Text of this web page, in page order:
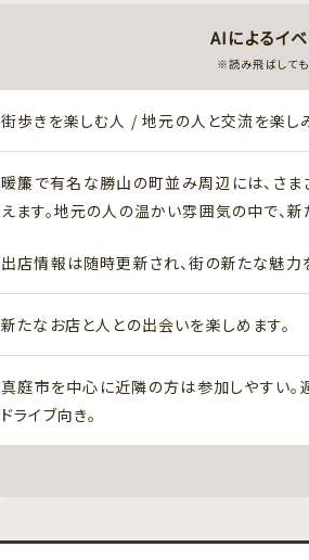
AIによるイ
※読み飛ばして
街歩きを楽しむ人 / 地元の人と交流を楽
暖簾で有名な勝山の町並み周辺には、さ
えます。地元の人の温かい雰囲気の中で、
出店情報は随時更新され、街の新たな魅力
新たなお店と人との出会いを楽しめます。
真庭市を中心に近隣の方は参加しやすい。
ドライブ向き。